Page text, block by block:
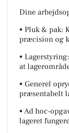
Dine
• Pluk & pak:
præcision og
•
at
• Generel
præsentabelt
• Ad hoc-
lageret